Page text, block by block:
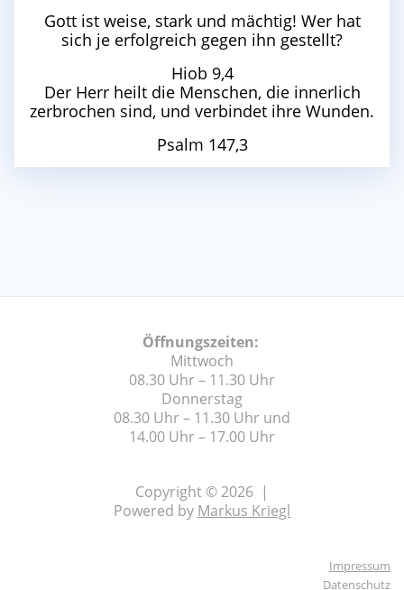
Gott ist weise, stark und mächtig! Wer hat
sich je erfolgreich gegen ihn gestellt?
Hiob 9,4
Der Herr heilt die Menschen, die innerlich
zerbrochen sind, und verbindet ihre Wunden.
Psalm 147,3
Öffnungszeiten:
Mittwoch
08.30 Uhr – 11.30 Uhr
Donnerstag
08.30 Uhr – 11.30 Uhr und
14.00 Uhr – 17.00 Uhr
Copyright © 2026 |
Powered by Markus Kriegl
Impressum
Datenschutz